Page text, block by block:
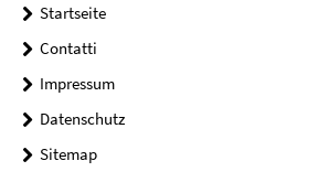
Startseite
Contatti
Impressum
Datenschutz
Sitemap